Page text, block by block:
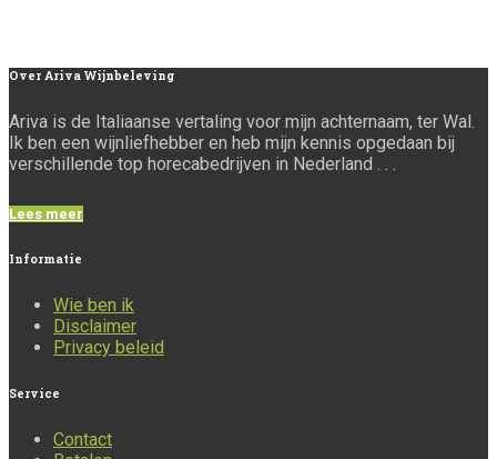
Over Ariva Wijnbeleving
Ariva is de Italiaanse vertaling voor mijn achternaam, ter Wal.
Ik ben een wijnliefhebber en heb mijn kennis opgedaan bij
verschillende top horecabedrijven in Nederland . . .
Lees meer
Informatie
Wie ben ik
Disclaimer
Privacy beleid
Service
Contact